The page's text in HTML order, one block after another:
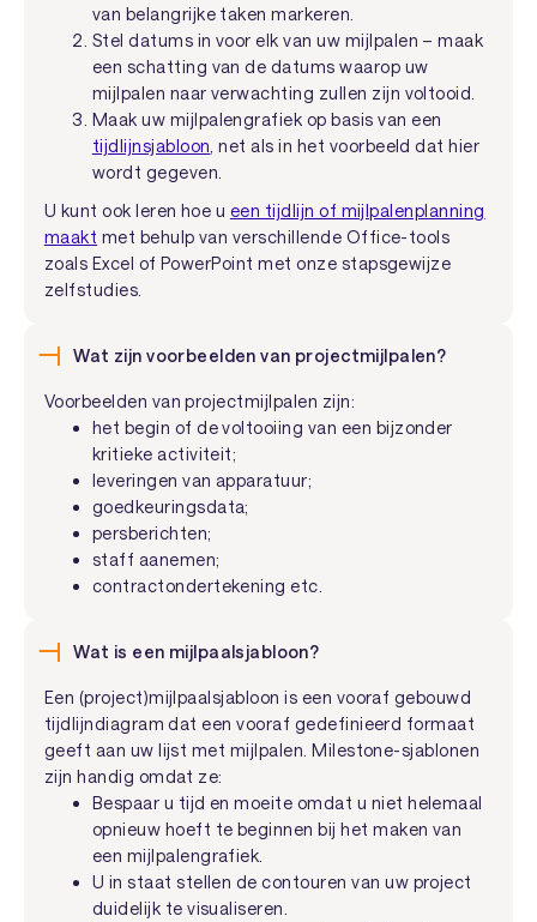
van belangrijke taken markeren.
Stel datums in voor elk van uw mijlpalen – maak
een schatting van de datums waarop uw
mijlpalen naar verwachting zullen zijn voltooid.
Maak uw mijlpalengrafiek op basis van een
tijdlijnsjabloon , net als in het voorbeeld dat hier
wordt gegeven.
U kunt ook leren hoe u een tijdlijn of mijlpalenplanning
maakt met behulp van verschillende Office-tools
zoals Excel of PowerPoint met onze stapsgewijze
zelfstudies.
Wat zijn voorbeelden van projectmijlpalen?
Voorbeelden van projectmijlpalen zijn:
het begin of de voltooiing van een bijzonder
kritieke activiteit;
leveringen van apparatuur;
goedkeuringsdata;
persberichten;
staff aanemen;
contractondertekening etc.
Wat is een mijlpaalsjabloon?
Een (project)mijlpaalsjabloon is een vooraf gebouwd
tijdlijndiagram dat een vooraf gedefinieerd formaat
geeft aan uw lijst met mijlpalen. Milestone-sjablonen
zijn handig omdat ze:
Bespaar u tijd en moeite omdat u niet helemaal
opnieuw hoeft te beginnen bij het maken van
een mijlpalengrafiek.
U in staat stellen de contouren van uw project
duidelijk te visualiseren.